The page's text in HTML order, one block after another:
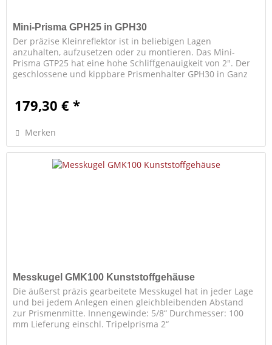
Mini-Prisma GPH25 in GPH30
Der präzise Kleinreflektor ist in beliebigen Lagen
anzuhalten, aufzusetzen oder zu montieren. Das Mini-
Prisma GTP25 hat eine hohe Schliffgenauigkeit von 2". Der
geschlossene und kippbare Prismenhalter GPH30 in Ganz
179,30 € *
Merken
Messkugel GMK100 Kunststoffgehäuse
Die äußerst präzis gearbeitete Messkugel hat in jeder Lage
und bei jedem Anlegen einen gleichbleibenden Abstand
zur Prismenmitte. Innengewinde: 5/8“ Durchmesser: 100
mm Lieferung einschl. Tripelprisma 2“